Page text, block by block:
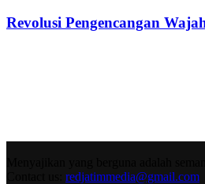
Revolusi Pengencangan
redjatimmedia@gmail.com